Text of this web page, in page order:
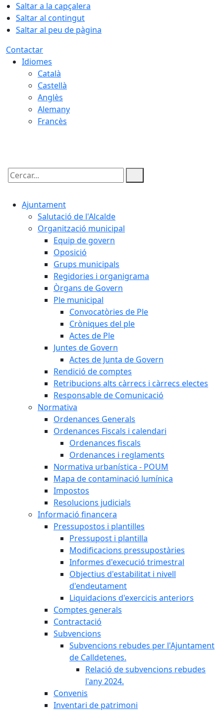
Saltar a la capçalera
Saltar al contingut
Saltar al peu de pàgina
Contactar
Idiomes
Català
Castellà
Anglès
Alemany
Francès
Cercar:
Ajuntament
Salutació de l'Alcalde
Organització municipal
Equip de govern
Oposició
Grups municipals
Regidories i organigrama
Òrgans de Govern
Ple municipal
Convocatòries de Ple
Cròniques del ple
Actes de Ple
Juntes de Govern
Actes de Junta de Govern
Rendició de comptes
Retribucions alts càrrecs i càrrecs electes
Responsable de Comunicació
Normativa
Ordenances Generals
Ordenances Fiscals i calendari
Ordenances fiscals
Ordenances i reglaments
Normativa urbanística - POUM
Mapa de contaminació lumínica
Impostos
Resolucions judicials
Informació financera
Pressupostos i plantilles
Pressupost i plantilla
Modificacions pressupostàries
Informes d'execució trimestral
Objectius d'estabilitat i nivell
d'endeutament
Liquidacions d'exercicis anteriors
Comptes generals
Contractació
Subvencions
Subvencions rebudes per l'Ajuntament
de Calldetenes.
Relació de subvencions rebudes
l'any 2024.
Convenis
Inventari de patrimoni